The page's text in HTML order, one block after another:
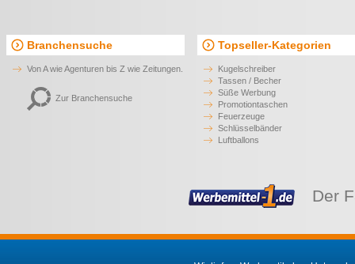
Branchensuche
Von A wie Agenturen bis Z wie Zeitungen.
Zur Branchensuche
Topseller-Kategorien
Kugelschreiber
Tassen / Becher
Süße Werbung
Promotiontaschen
Feuerzeuge
Schlüsselbänder
Luftballons
Der